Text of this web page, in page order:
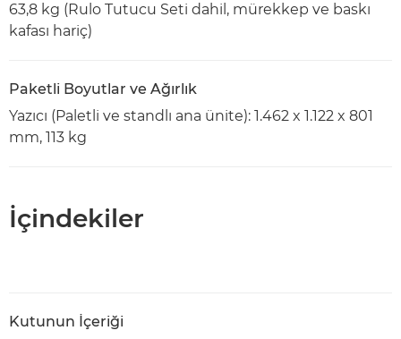
63,8 kg (Rulo Tutucu Seti dahil, mürekkep ve baskı
kafası hariç)
Paketli Boyutlar ve Ağırlık
Yazıcı (Paletli ve standlı ana ünite): 1.462 x 1.122 x 801
mm, 113 kg
İçindekiler
Kutunun İçeriği